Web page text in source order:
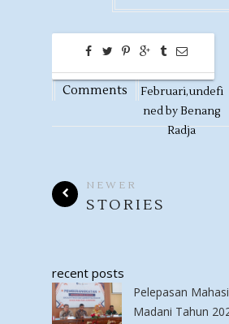
0
Comments
19
Februari,undefi
ned byBenang
Radja
NEWER
STORIES
recent posts
Pelepasan
Madani Tahun